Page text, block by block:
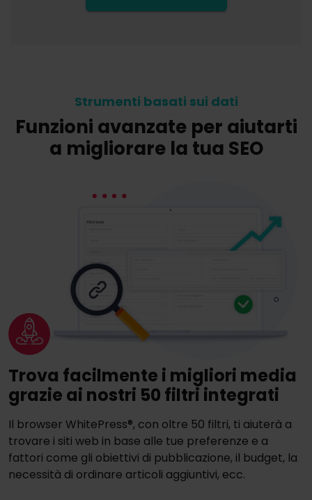
Strumenti basati sui dati
Funzioni avanzate per aiutarti
a migliorare la tua SEO
Trova facilmente i migliori media
grazie ai nostri 50 filtri integrati
Il browser WhitePress®, con oltre 50 filtri, ti aiuterà a
trovare i siti web in base alle tue preferenze e a
fattori come gli obiettivi di pubblicazione, il budget, la
necessità di ordinare articoli aggiuntivi, ecc.